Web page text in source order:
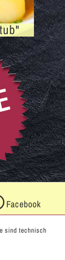
sind technisch
Facebook